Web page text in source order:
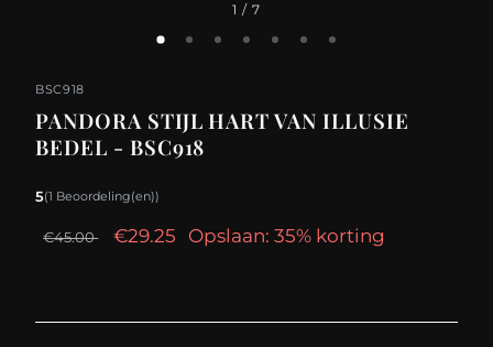
1 / 7
BSC918
PANDORA STIJL HART VAN ILLUSIE
BEDEL - BSC918
5(1 Beoordeling(en))
€45.00 €29.25 Opslaan: 35% korting